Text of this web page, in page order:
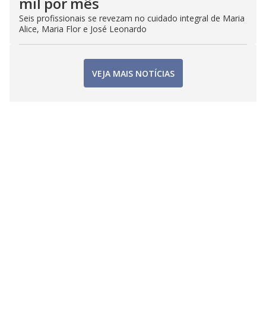
Seis profissionais se revezam no cuidado integral de Maria
Alice, Maria Flor e José Leonardo
VEJA MAIS NOTÍCIAS